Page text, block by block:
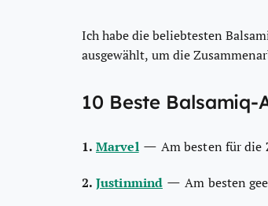
Ich habe die beliebtesten
ausgewählt, um die
10 Beste
1. Marvel — Am besten für
2. Justinmind —Am besten